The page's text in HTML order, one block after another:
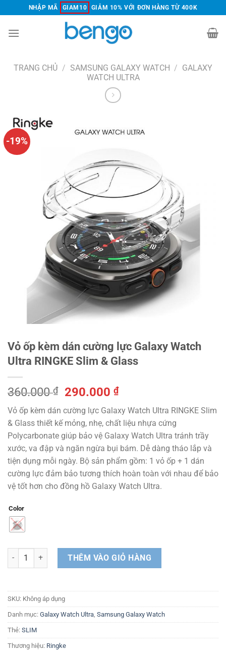
đến
nội
NHẬP MÃ GIAM10 GIẢM 10% VỚI ĐƠN HÀNG TỪ 400K
TRANG CHỦ / SAMSUNG GALAXY WATCH / GALAXY
WATCH ULTRA
-19%
Vỏ ốp kèm dán cường lực Galaxy Watch
Ultra RINGKE Slim & Glass
360.000₫
Giá
gốc
là:
360.000 ₫.
290.000₫Giá
hiện
tại
là:
290.000 ₫.
Vỏ ốp kèm dán cường lực Galaxy Watch Ultra RINGKE Slim
& Glass thiết kế mỏng, nhẹ, chất liệu nhựa cứng
Polycarbonate giúp bảo vệ Galaxy Watch Ultra tránh trầy
xước, va đập và ngăn ngừa bụi bám. Dễ dàng tháo lắp và
tiện dụng mỗi ngày. Bộ sản phẩm gồm: 1 vỏ ốp + 1 dán
cường lực đảm bảo tương thích hoàn toàn với nhau để bảo
vệ tốt hơn cho đồng hồ Galaxy Watch Ultra.
Color
Vỏ ốp kèm dán cường lực Galaxy Watch Ultra RINGKE Slim & Glass
THÊM VÀO GIỎ HÀNG
SKU: Không áp dụng
Danh mục: Galaxy Watch Ultra Samsung Galaxy Watch
Thẻ: SLIM
Thương hiệu: Ringke